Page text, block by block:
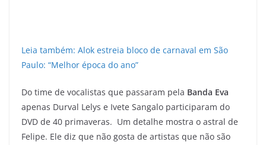
Leia também: Alok estreia bloco de carnaval em São
Paulo: “Melhor época do ano”
Do time de vocalistas que passaram pela Banda Eva
apenas Durval Lelys e Ivete Sangalo participaram do
DVD de 40 primaveras. Um detalhe mostra o astral de
Felipe. Ele diz que não gosta de artistas que não são